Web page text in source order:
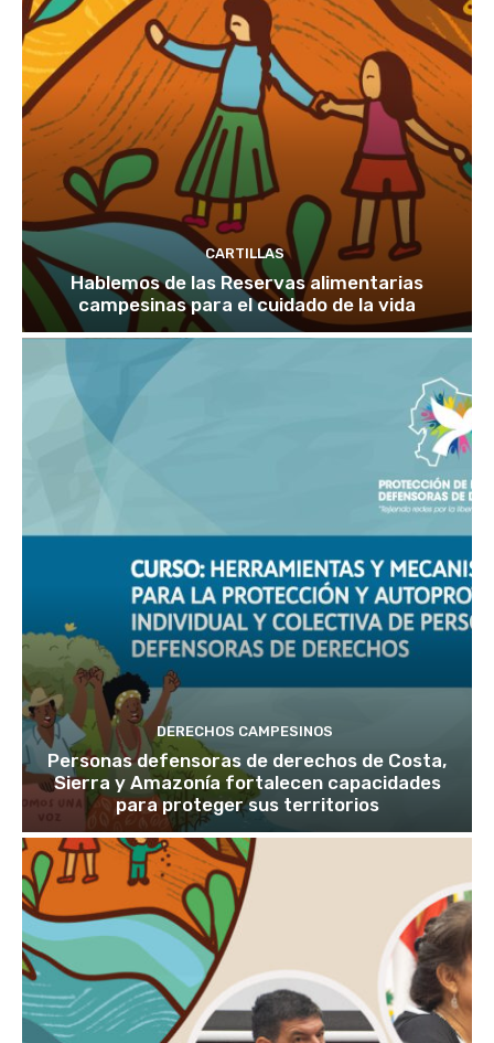
CARTILLAS
Hablemos de las Reservas alimentarias
campesinas para el cuidado de la vida
DERECHOS CAMPESINOS
Personas defensoras de derechos de Costa,
Sierra y Amazonía fortalecen capacidades
para proteger sus territorios